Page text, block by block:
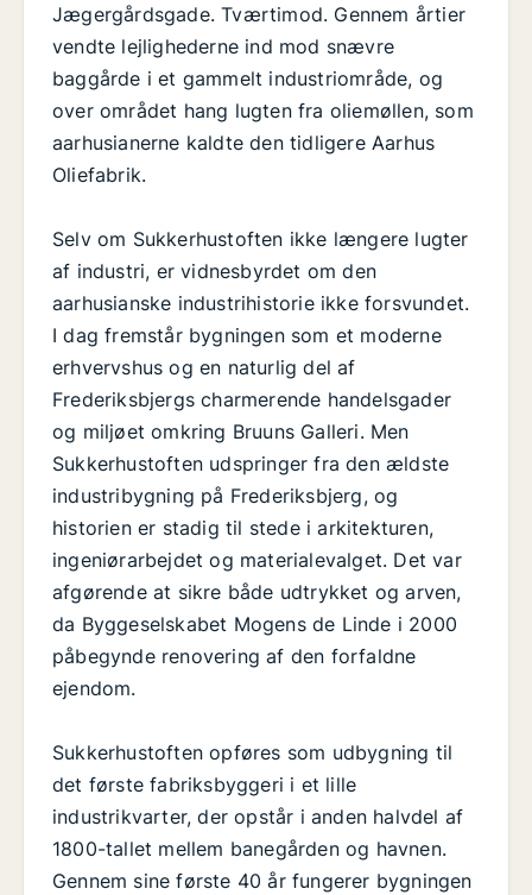
Jægergårdsgade. Tværtimod. Gennem årtier
vendte lejlighederne ind mod snævre
baggårde i et gammelt industriområde, og
over området hang lugten fra oliemøllen, som
aarhusianerne kaldte den tidligere Aarhus
Oliefabrik.
Selv om Sukkerhustoften ikke længere lugter
af industri, er vidnesbyrdet om den
aarhusianske industrihistorie ikke forsvundet.
I dag fremstår bygningen som et moderne
erhvervshus og en naturlig del af
Frederiksbjergs charmerende handelsgader
og miljøet omkring Bruuns Galleri. Men
Sukkerhustoften udspringer fra den ældste
industribygning på Frederiksbjerg, og
historien er stadig til stede i arkitekturen,
ingeniørarbejdet og materialevalget. Det var
afgørende at sikre både udtrykket og arven,
da Byggeselskabet Mogens de Linde i 2000
påbegynde renovering af den forfaldne
ejendom.
Sukkerhustoften opføres som udbygning til
det første fabriksbyggeri i et lille
industrikvarter, der opstår i anden halvdel af
1800-tallet mellem banegården og havnen.
Gennem sine første 40 år fungerer bygningen